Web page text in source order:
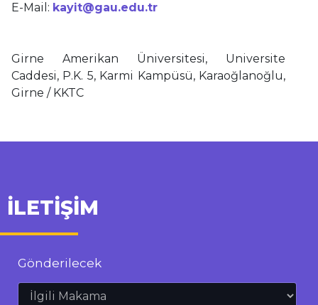
E-Mail: kayit@gau.edu.tr
Girne Amerikan Üniversitesi, Universite
Caddesi, P.K. 5, Karmi Kampüsü, Karaoğlanoğlu,
Girne / KKTC
İLETİŞİM
Gönderilecek